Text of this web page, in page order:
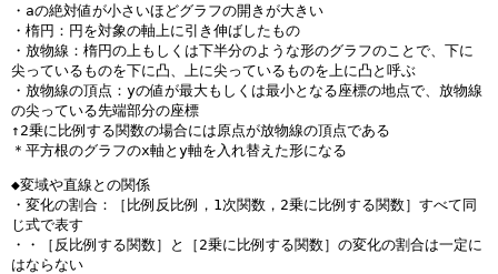
・aの絶対値が小さいほどグラフの開きが大きい
・楕円：円を対象の軸上に引き伸ばしたもの
・放物線：楕円の上もしくは下半分のような形のグラフのことで、下に
尖っているものを下に凸、上に尖っているものを上に凸と呼ぶ
・放物線の頂点：yの値が最大もしくは最小となる座標の地点で、放物線
の尖っている先端部分の座標
↑2乗に比例する関数の場合には原点が放物線の頂点である
＊平方根のグラフのx軸とy軸を入れ替えた形になる
◆変域や直線との関係
・変化の割合：［比例反比例，1次関数，2乗に比例する関数］すべて同
じ式で表す
・・［反比例する関数］と［2乗に比例する関数］の変化の割合は一定に
はならない